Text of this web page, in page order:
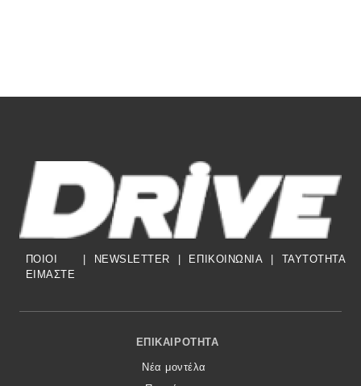
ΠΟΙΟΙ
ΕΙΜΑΣΤΕ
| NEWSLETTER | ΕΠΙΚΟΙΝΩΝΙΑ | TAYTOTHTA
Footer Menu
ΕΠΙΚΑΙΡΌΤΗΤΑ
Νέα μοντέλα